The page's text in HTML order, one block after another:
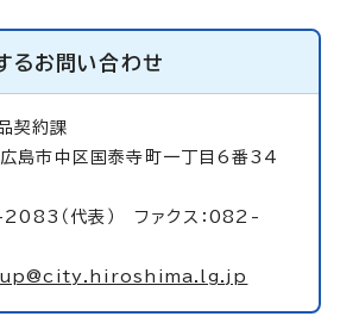
るお問い合わせ
契約課
市中区国泰寺町一丁目6番34
（代表） ファクス：082-